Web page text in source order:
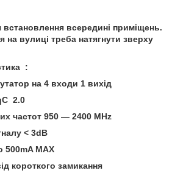
всередині приміщень.
на вулиці треба натягнути зверху
:
на 4 входи 1 вихід
2.0
частот 950 — 2400 MHz
< 3dB
500mA MAX
короткого замикання